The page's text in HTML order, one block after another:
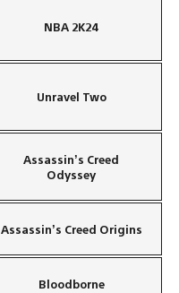
NBA 2K24
Unravel Two
Assassin’s Creed
Odyssey
Assassin’s Creed Origins
Bloodborne